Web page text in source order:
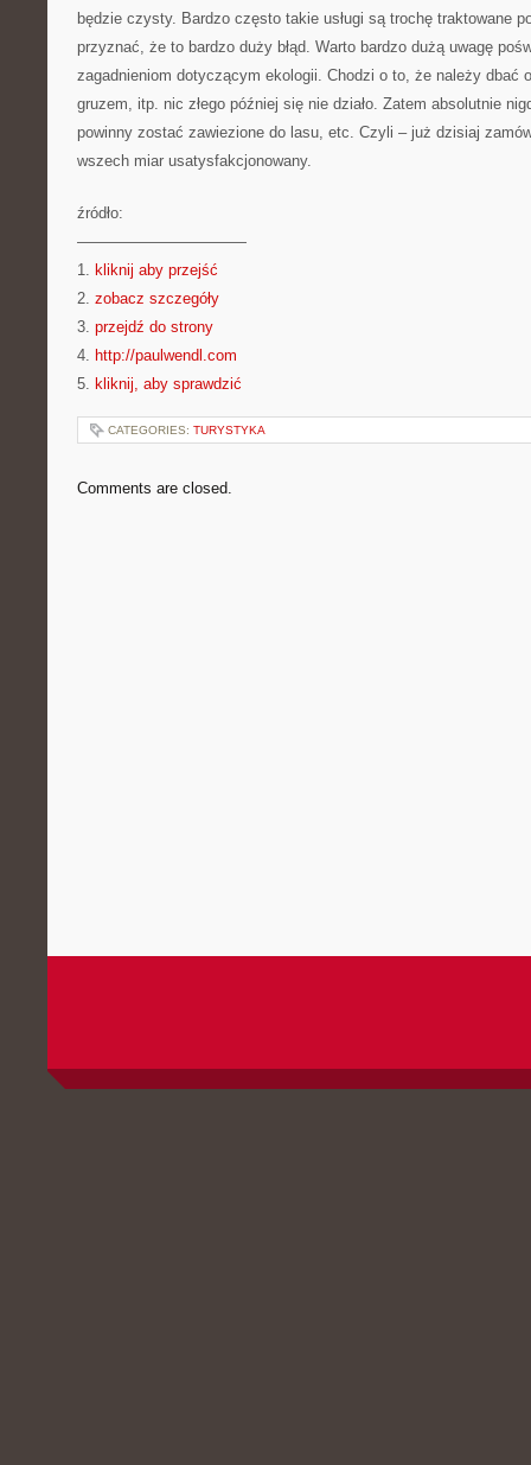
będzie czysty. Bardzo często takie usługi są trochę traktowane
przyznać, że to bardzo duży błąd. Warto bardzo dużą uwagę
zagadnieniom dotyczącym ekologii. Chodzi o to, że należy dbać
gruzem, itp. nic złego później się nie działo. Zatem absolutnie
powinny zostać zawiezione do lasu, etc. Czyli – już dzisiaj
wszech miar usatysfakcjonowany.
źródło:
———————————
1. kliknij aby przejść
2. zobacz szczegóły
3. przejdź do strony
4. http://paulwendl.com
5. kliknij, aby sprawdzić
CATEGORIES: TURYSTYKA
Comments are closed.